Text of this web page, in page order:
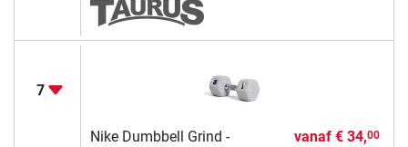
7
Nike Dumbbell Grind -
vanaf € 34,00